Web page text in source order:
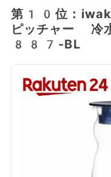
第10位：
ピッチャー
887-BL